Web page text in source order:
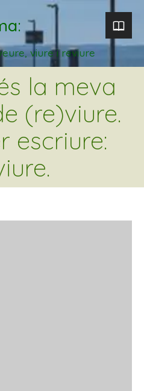
viure i reviure
la meva
(re)viure.
escriure: